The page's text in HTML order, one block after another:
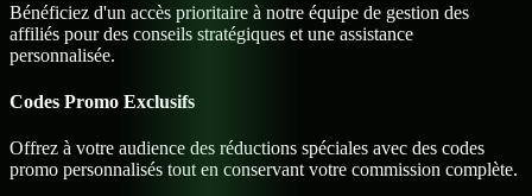
Bénéficiez d'un accès prioritaire à notre équipe de gestion des
affiliés pour des conseils stratégiques et une assistance
personnalisée.
Codes Promo Exclusifs
Offrez à votre audience des réductions spéciales avec des codes
promo personnalisés tout en conservant votre commission complète.